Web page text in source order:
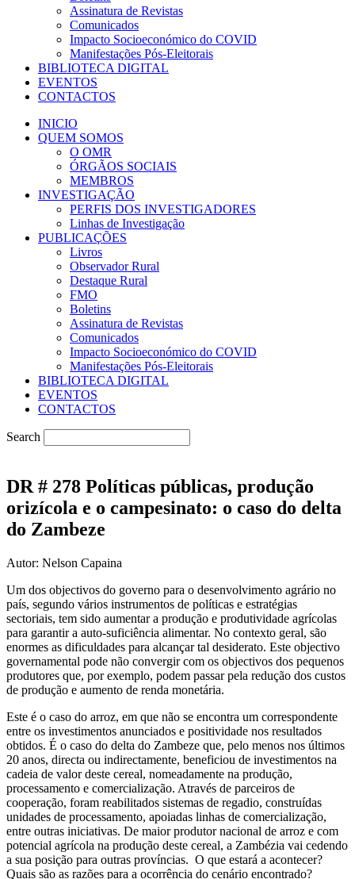
Assinatura de Revistas
Comunicados
Impacto Socioeconómico do COVID
Manifestações Pós-Eleitorais
BIBLIOTECA DIGITAL
EVENTOS
CONTACTOS
INICIO
QUEM SOMOS
O OMR
ÓRGÃOS SOCIAIS
MEMBROS
INVESTIGAÇÃO
PERFIS DOS INVESTIGADORES
Linhas de Investigação
PUBLICAÇÕES
Livros
Observador Rural
Destaque Rural
FMO
Boletins
Assinatura de Revistas
Comunicados
Impacto Socioeconómico do COVID
Manifestações Pós-Eleitorais
BIBLIOTECA DIGITAL
EVENTOS
CONTACTOS
Search
DR # 278 Políticas públicas, produção
orizícola e o campesinato: o caso do delta
do Zambeze
Autor: Nelson Capaina
Um dos objectivos do governo para o desenvolvimento agrário no
país, segundo vários instrumentos de políticas e estratégias
sectoriais, tem sido aumentar a produção e produtividade agrícolas
para garantir a auto-suficiência alimentar. No contexto geral, são
enormes as dificuldades para alcançar tal desiderato. Este objectivo
governamental pode não convergir com os objectivos dos pequenos
produtores que, por exemplo, podem passar pela redução dos custos
de produção e aumento de renda monetária.
Este é o caso do arroz, em que não se encontra um correspondente
entre os investimentos anunciados e positividade nos resultados
obtidos. É o caso do delta do Zambeze que, pelo menos nos últimos
20 anos, directa ou indirectamente, beneficiou de investimentos na
cadeia de valor deste cereal, nomeadamente na produção,
processamento e comercialização. Através de parceiros de
cooperação, foram reabilitados sistemas de regadio, construídas
unidades de processamento, apoiadas linhas de comercialização,
entre outras iniciativas. De maior produtor nacional de arroz e com
potencial agrícola na produção deste cereal, a Zambézia vai cedendo
a sua posição para outras províncias. O que estará a acontecer?
Quais são as razões para a ocorrência do cenário encontrado?